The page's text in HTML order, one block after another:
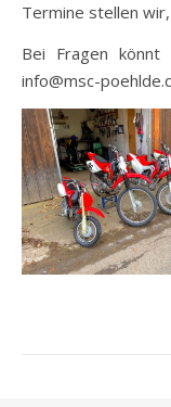
Termine stellen
Bei Fragen
info@msc-